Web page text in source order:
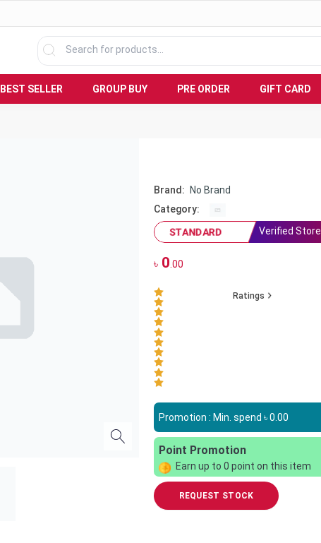
BEST SELLER GROUP BUY PRE ORDER GIFT CARD
Brand:
No Brand
Category:
STANDARD
Verified Store
৳0 .00
Ratings
Promotion : Min. spend ৳0.00
Point Promotion
Earn up to 0 point on this item
REQUEST STOCK